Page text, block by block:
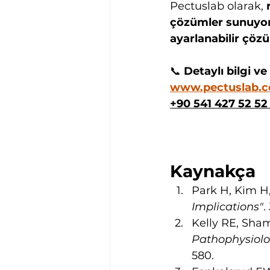
Pectuslab olarak,
çözümler
ayarlanabilir
📞 Detaylı bilgi
+90 541 427 52 52
Kaynakça
Park H, Kim
Implications".
Kelly RE,
580.